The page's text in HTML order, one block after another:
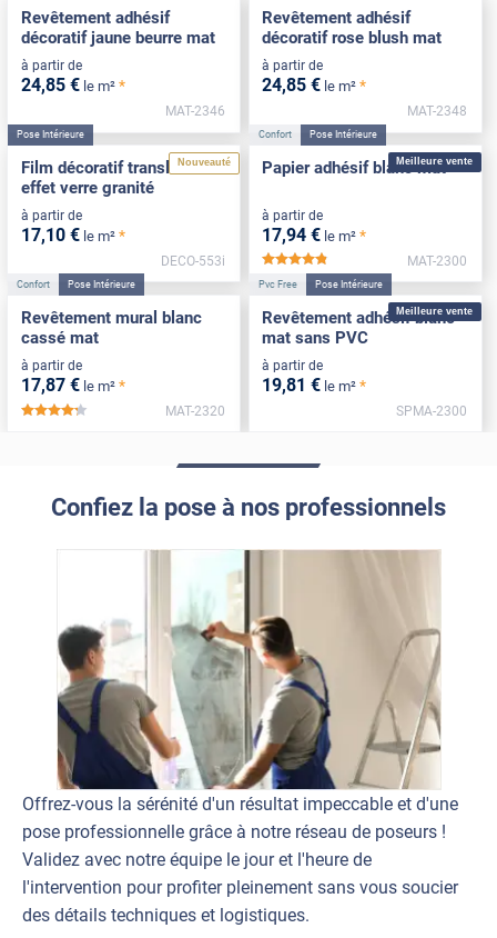
Revêtement adhésif
décoratif jaune beurre mat
à partir de
24,85 € le m² *
MAT-2346
Revêtement adhésif
décoratif rose blush mat
à partir de
24,85 € le m² *
MAT-2348
Nouveauté
Pose Intérieure
Film décoratif translucide
effet verre granité
à partir de
17,10 € le m² *
DECO-553i
Meilleure vente
Confort Pose Intérieure
Papier adhésif blanc mat
à partir de
17,94 € le m² *
*****
MAT-2300
Confort Pose Intérieure
Revêtement mural blanc
cassé mat
à partir de
17,87 € le m² *
*****
MAT-2320
Meilleure vente
Pvc Free Pose Intérieure
Revêtement adhésif blanc
mat sans PVC
à partir de
19,81 € le m² *
SPMA-2300
Confiez la pose à nos professionnels
Offrez-vous la sérénité d'un résultat impeccable et d'une
pose professionnelle grâce à notre réseau de poseurs !
Validez avec notre équipe le jour et l'heure de
l'intervention pour profiter pleinement sans vous soucier
des détails techniques et logistiques.